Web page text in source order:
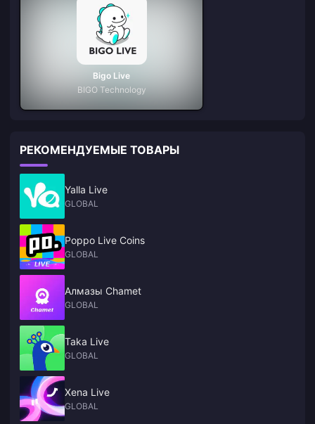
Bigo Live
BIGO Technology
РЕКОМЕНДУЕМЫЕ ТОВАРЫ
Yalla Live
GLOBAL
Poppo Live Coins
GLOBAL
Алмазы Chamet
GLOBAL
Taka Live
GLOBAL
Xena Live
GLOBAL